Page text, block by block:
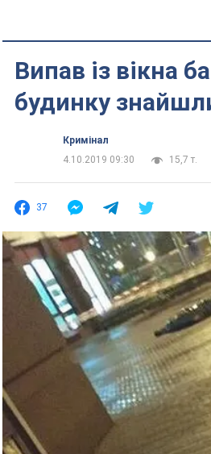
Випав із вікна
будинку
Кримінал
4.10.2019 09:30
15,7 т.
37